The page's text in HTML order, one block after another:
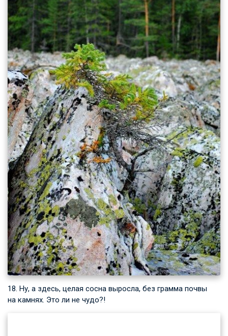
18. Ну, а здесь, целая сосна выросла, без грамма почвы
на камнях. Это ли не чудо?!